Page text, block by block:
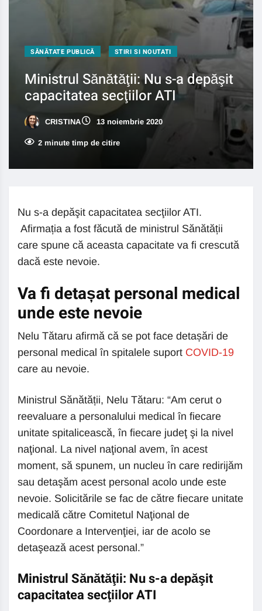
SĂNĂTATE PUBLICĂ STIRI SI NOUTATI
Ministrul Sănătăţii: Nu s-a depăşit
capacitatea secţiilor ATI
CRISTINA 13 noiembrie 2020
2 minute timp de citire
Nu s-a depăşit capacitatea secţiilor ATI.
Afirmația a fost făcută de ministrul Sănătății
care spune că aceasta capacitate va fi crescută
dacă este nevoie.
Va fi detașat personal medical
unde este nevoie
Nelu Tătaru afirmă că se pot face detașări de
personal medical în spitalele suport COVID-19
care au nevoie.
Ministrul Sănătății, Nelu Tătaru: “Am cerut o
reevaluare a personalului medical în fiecare
unitate spitalicească, în fiecare judeţ şi la nivel
naţional. La nivel naţional avem, în acest
moment, să spunem, un nucleu în care redirijăm
sau detaşăm acest personal acolo unde este
nevoie. Solicitările se fac de către fiecare unitate
medicală către Comitetul Naţional de
Coordonare a Intervenţiei, iar de acolo se
detaşează acest personal.”
Ministrul Sănătăţii: Nu s-a depăşit
capacitatea secţiilor ATI